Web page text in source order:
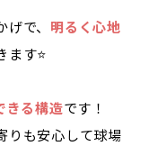
げで、 明るく心地
ます⭐️
きる構造です！
りも安心して球場